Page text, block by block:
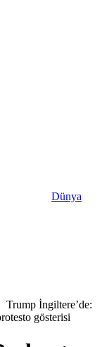
Dünya
Trump İngiltere’de:
gösterisi